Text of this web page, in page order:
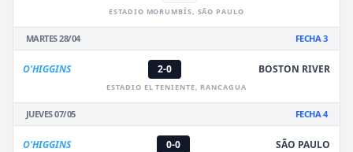
ESTADIO MORUMBÍS, SÃO PAULO
MARTES 28/04 FECHA 3
O'HIGGINS 2-0 BOSTON RIVER
ESTADIO EL TENIENTE, RANCAGUA
JUEVES 07/05 FECHA 4
O'HIGGINS 0-0 SÃO PAULO